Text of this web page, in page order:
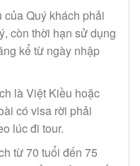
của Quý khách phải
còn thời hạn sử dụng
kể từ ngày nhập
là Việt Kiều hoặc
có visa rời phải
lúc đi tour.
từ 70 tuổi đến 75